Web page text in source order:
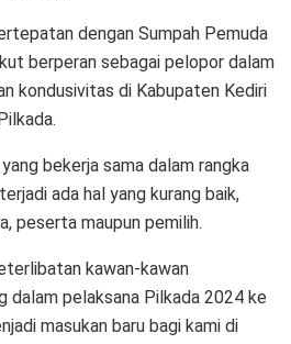
dengan Sumpah Pemuda
berperan sebagai pelopor dalam
kondusivitas di Kabupaten Kediri
bekerja sama dalam rangka
ada hal yang kurang baik,
peserta maupun pemilih.
kawan-kawan
dalam pelaksana Pilkada 2024 ke
masukan baru bagi kami di